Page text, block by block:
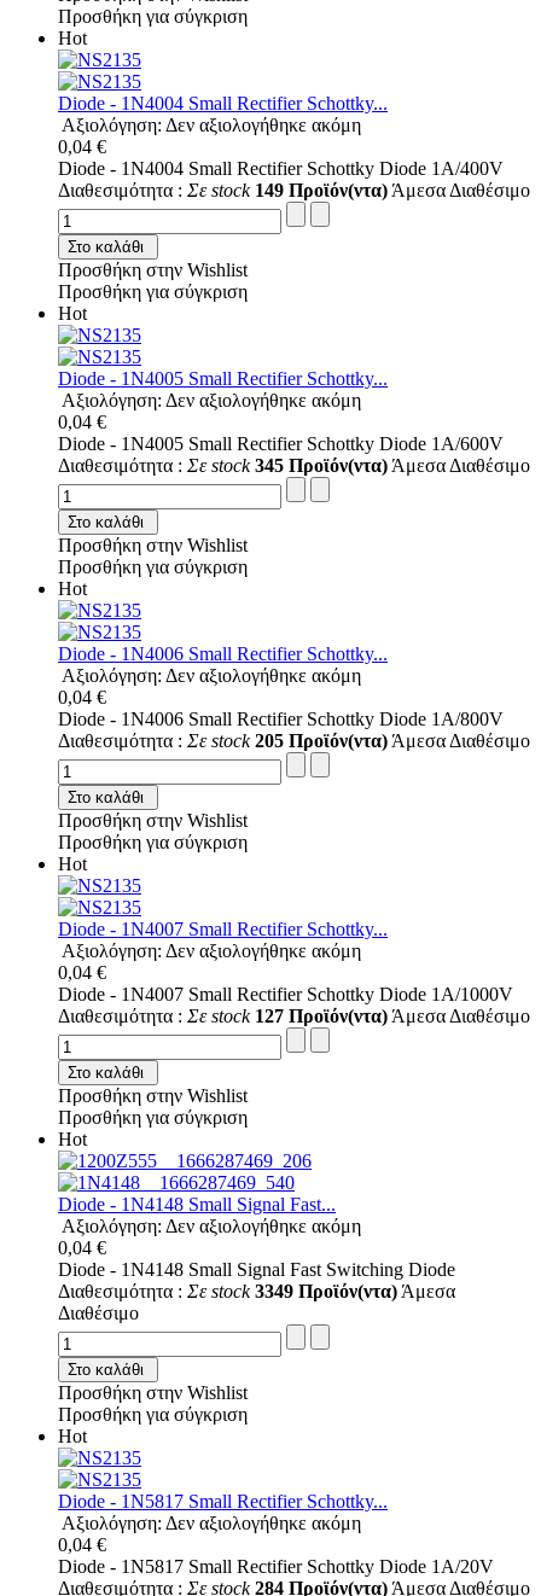
Προσθήκη για σύγκριση
Hot
Diode - 1N4004 Small Rectifier Schottky...
Αξιολόγηση: Δεν αξιολογήθηκε ακόμη
0,04 €
Diode - 1N4004 Small Rectifier Schottky Diode 1A/400V
Διαθεσιμότητα : Σε stock 149 Προϊόν(ντα) Άμεσα Διαθέσιμο
Στο καλάθι
Προσθήκη στην Wishlist
Προσθήκη για σύγκριση
Hot
Diode - 1N4005 Small Rectifier Schottky...
Αξιολόγηση: Δεν αξιολογήθηκε ακόμη
0,04 €
Diode - 1N4005 Small Rectifier Schottky Diode 1A/600V
Διαθεσιμότητα : Σε stock 345 Προϊόν(ντα) Άμεσα Διαθέσιμο
Στο καλάθι
Προσθήκη στην Wishlist
Προσθήκη για σύγκριση
Hot
Diode - 1N4006 Small Rectifier Schottky...
Αξιολόγηση: Δεν αξιολογήθηκε ακόμη
0,04 €
Diode - 1N4006 Small Rectifier Schottky Diode 1A/800V
Διαθεσιμότητα : Σε stock 205 Προϊόν(ντα) Άμεσα Διαθέσιμο
Στο καλάθι
Προσθήκη στην Wishlist
Προσθήκη για σύγκριση
Hot
Diode - 1N4007 Small Rectifier Schottky...
Αξιολόγηση: Δεν αξιολογήθηκε ακόμη
0,04 €
Diode - 1N4007 Small Rectifier Schottky Diode 1A/1000V
Διαθεσιμότητα : Σε stock 127 Προϊόν(ντα) Άμεσα Διαθέσιμο
Στο καλάθι
Προσθήκη στην Wishlist
Προσθήκη για σύγκριση
Hot
Diode - 1N4148 Small Signal Fast...
Αξιολόγηση: Δεν αξιολογήθηκε ακόμη
0,04 €
Diode - 1N4148 Small Signal Fast Switching Diode
Διαθεσιμότητα : Σε stock 3349 Προϊόν(ντα) Άμεσα
Διαθέσιμο
Στο καλάθι
Προσθήκη στην Wishlist
Προσθήκη για σύγκριση
Hot
Diode - 1N5817 Small Rectifier Schottky...
Αξιολόγηση: Δεν αξιολογήθηκε ακόμη
0,04 €
Diode - 1N5817 Small Rectifier Schottky Diode 1A/20V
Διαθεσιμότητα : Σε stock 284 Προϊόν(ντα) Άμεσα Διαθέσιμο